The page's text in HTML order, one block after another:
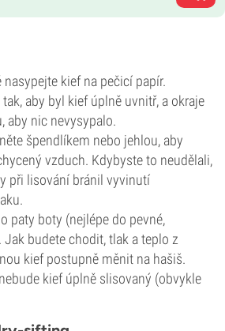
nasypejte kief na pečicí papír.
aby byl kief úplně uvnitř, a okraje
aby nic nevysypalo.
špendlíkem nebo jehlou, aby
vzduch. Kdybyste to neudělali,
při lisování bránil vyvinutí
paty boty (nejlépe do pevné,
budete chodit, tlak a teplo z
kief postupně měnit na hašiš.
kief úplně slisovaný (obvykle